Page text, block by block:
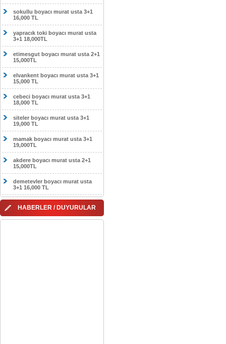
sokullu boyacı murat usta 3+1
16,000 TL
yapracık toki boyacı murat usta
3+1 18,000TL
etimesgut boyacı murat usta 2+1
15,000TL
elvankent boyacı murat usta 3+1
15,000 TL
cebeci boyacı murat usta 3+1
18,000 TL
siteler boyacı murat usta 3+1
19,000 TL
mamak boyacı murat usta 3+1
19,000TL
akdere boyacı murat usta 2+1
15,000TL
demetevler boyacı murat usta
3+1 16,000 TL
HABERLER / DUYURULAR